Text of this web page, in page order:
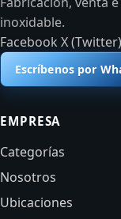
inoxidable.
FacebookX (Twitter)
Escríbenos por
EMPRESA
Categorías
Nosotros
Ubicaciones